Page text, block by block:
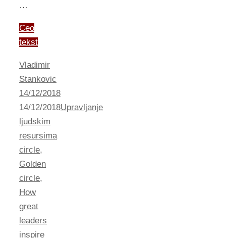
…
Ceo
tekst
Vladimir
Stankovic
14/12/2018
14/12/2018Upravljanje
ljudskim
resursima
circle,
Golden
circle,
How
great
leaders
inspire